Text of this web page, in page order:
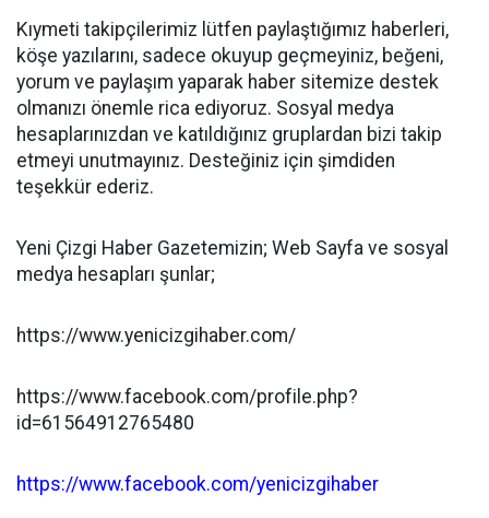
Kıymeti takipçilerimiz lütfen paylaştığımız haberleri,
köşe yazılarını, sadece okuyup geçmeyiniz, beğeni,
yorum ve paylaşım yaparak haber sitemize destek
olmanızı önemle rica ediyoruz. Sosyal medya
hesaplarınızdan ve katıldığınız gruplardan bizi takip
etmeyi unutmayınız. Desteğiniz için şimdiden
teşekkür ederiz.
Yeni Çizgi Haber Gazetemizin; Web Sayfa ve sosyal
medya hesapları şunlar;
https://www.yenicizgihaber.com/
https://www.facebook.com/profile.php?
id=61564912765480
https://www.facebook.com/yenicizgihaber